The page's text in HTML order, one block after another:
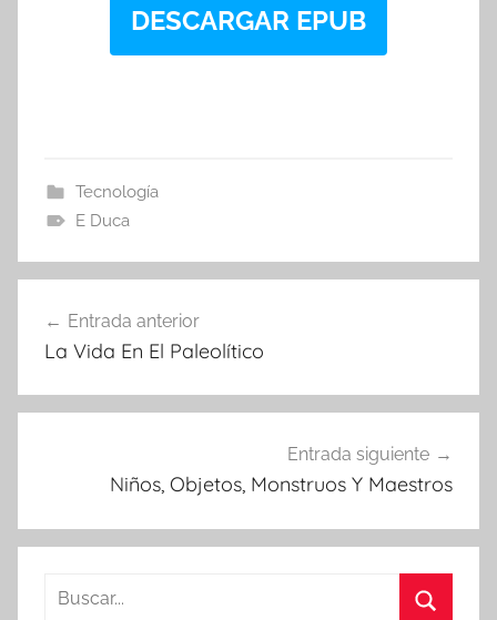
DESCARGAR EPUB
Tecnología
E Duca
de
Entrada anterior
La Vida En El Paleolítico
Entrada siguiente
Niños, Objetos, Monstruos Y Maestros
Buscar: